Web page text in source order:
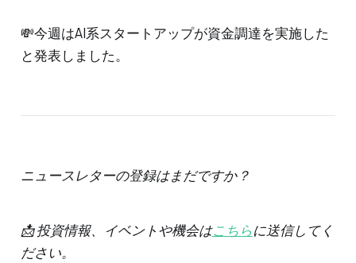
💸今週はAI系スタートアップが資金調達を実施した
と発表しました。
ニュースレターの登録はまだですか？
📩 投資情報、イベントや機会はこちらに送信してく
ださい。